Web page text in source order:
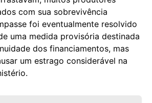
com sua sobrevivência
foi eventualmente resolvido
uma medida provisória destinada
dos financiamentos, mas
um estrago considerável na